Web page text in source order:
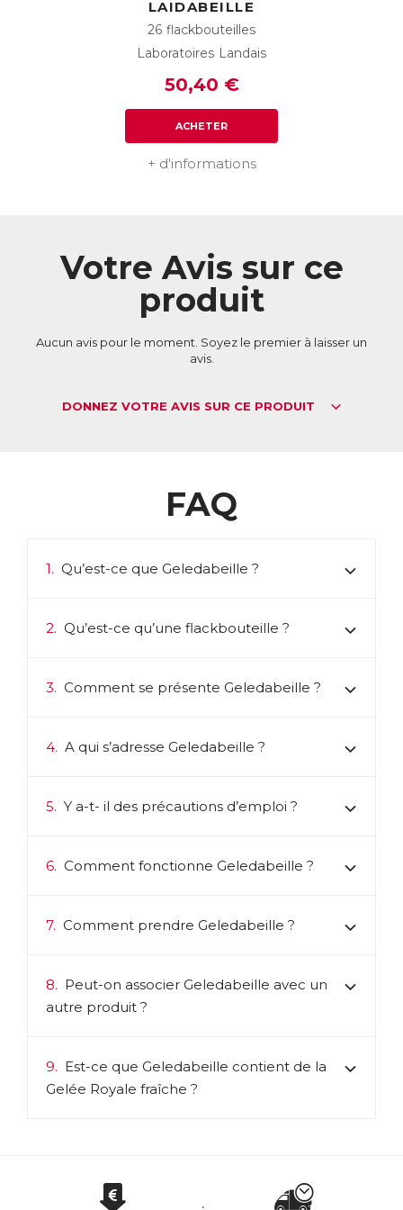
LAIDABEILLE
26 flackbouteilles
Laboratoires Landais
50,40 €
ACHETER
+ d'informations
Votre Avis sur ce
produit
Aucun avis pour le moment. Soyez le premier à laisser un
avis.
DONNEZ VOTRE AVIS SUR CE PRODUIT
FAQ
1. Qu’est-ce que Geledabeille ?
2. Qu’est-ce qu’une flackbouteille ?
3. Comment se présente Geledabeille ?
4. A qui s’adresse Geledabeille ?
5. Y a-t- il des précautions d’emploi ?
6. Comment fonctionne Geledabeille ?
7. Comment prendre Geledabeille ?
8. Peut-on associer Geledabeille avec un
autre produit ?
9. Est-ce que Geledabeille contient de la
Gelée Royale fraîche ?